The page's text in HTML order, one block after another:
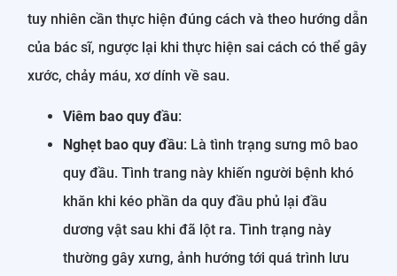
tuy nhiên cần thực hiện đúng cách và theo hướng dẫn
của bác sĩ, ngược lại khi thực hiện sai cách có thể gây
xước, chảy máu, xơ dính về sau.
Viêm bao quy đầu:
Nghẹt bao quy đầu: Là tình trạng sưng mô bao
quy đầu. Tình trang này khiến người bệnh khó
khăn khi kéo phần da quy đầu phủ lại đầu
dương vật sau khi đã lột ra. Tình trạng này
thường gây xưng, ảnh hướng tới quá trình lưu